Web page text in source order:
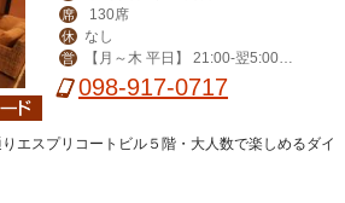
席 130席
休 なし
営
【月～木 平日】 21:00-翌5:00
【その他】19:00-翌6:00
098-917-0717
エスプリコートビル５階・大人数で楽しめるダイ